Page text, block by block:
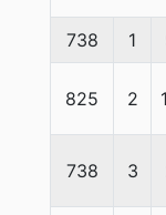
738 1
825 2
738 3